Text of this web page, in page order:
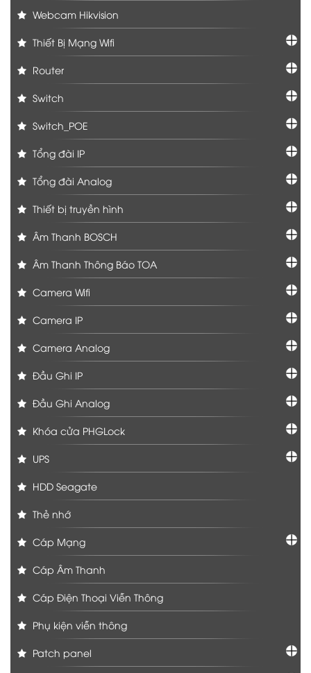
Webcam Hikvision
Thiết Bị Mạng Wifi
Router
Switch
Switch_POE
Tổng đài IP
Tổng đài Analog
Thiết bị truyền hình
Âm Thanh BOSCH
Âm Thanh Thông Báo TOA
Camera Wifi
Camera IP
Camera Analog
Đầu Ghi IP
Đầu Ghi Analog
Khóa cửa PHGLock
UPS
HDD Seagate
Thẻ nhớ
Cáp Mạng
Cáp Âm Thanh
Cáp Điện Thoại Viễn Thông
Phụ kiện viễn thông
Patch panel